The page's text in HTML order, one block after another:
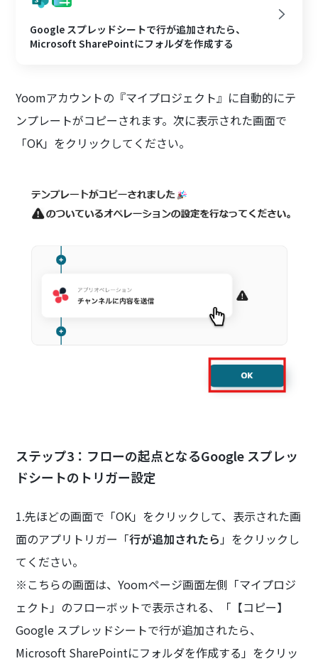
Google スプレッドシートで行が追加されたら、
Microsoft SharePointにフォルダを作成する
Yoomアカウントの『マイプロジェクト』に自動的にテ
ンプレートがコピーされます。次に表示された画面で
「OK」をクリックしてください。
ステップ3：フローの起点となるGoogle スプレッ
ドシートのトリガー設定
1.先ほどの画面で「OK」をクリックして、表示された画
面のアプリトリガー「行が追加されたら」をクリックし
てください。
※こちらの画面は、Yoomページ画面左側「マイプロジ
ェクト」のフローボットで表示される、「【コピー】
Google スプレッドシートで行が追加されたら、
Microsoft SharePointにフォルダを作成する」をクリッ